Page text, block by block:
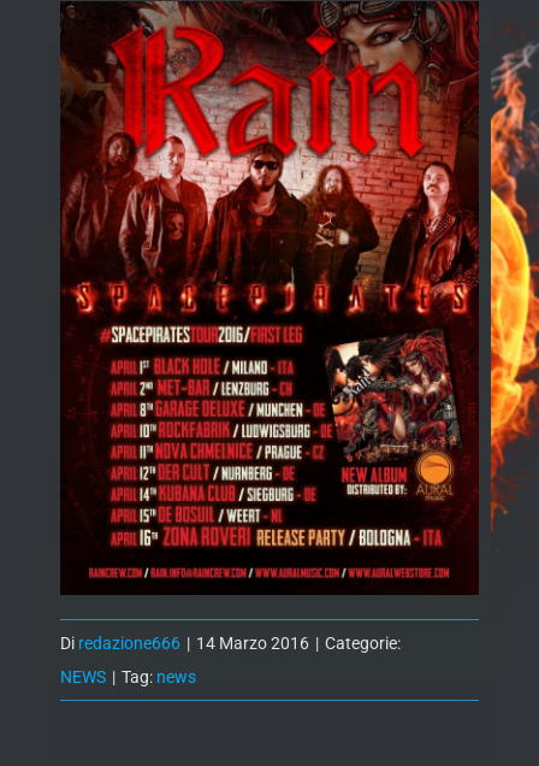
Di redazione666 | 14 Marzo 2016 | Categorie:
NEWS | Tag: news